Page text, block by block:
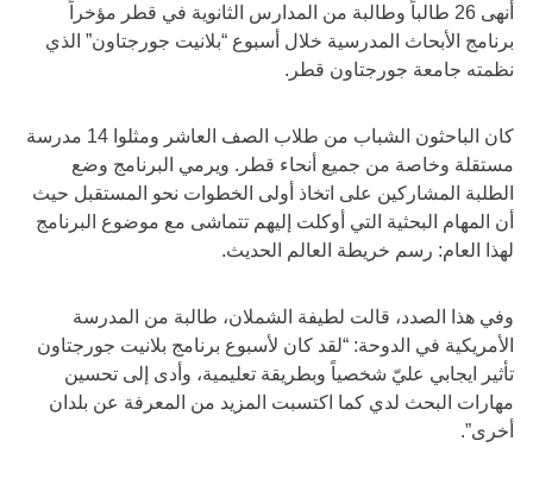
أنهى 26 طالباً وطالبة من المدارس الثانوية في قطر مؤخراً
برنامج الأبحاث المدرسية خلال أسبوع “بلانيت جورجتاون” الذي
نظمته جامعة جورجتاون قطر.
كان الباحثون الشباب من طلاب الصف العاشر ومثلوا 14 مدرسة
مستقلة وخاصة من جميع أنحاء قطر. ويرمي البرنامج وضع
الطلبة المشاركين على اتخاذ أولى الخطوات نحو المستقبل حيث
أن المهام البحثية التي أوكلت إليهم تتماشى مع موضوع البرنامج
لهذا العام: رسم خريطة العالم الحديث.
وفي هذا الصدد، قالت لطيفة الشملان، طالبة من المدرسة
الأمريكية في الدوحة: “لقد كان لأسبوع برنامج بلانيت جورجتاون
تأثير ايجابي عليّ شخصياً وبطريقة تعليمية، وأدى إلى تحسين
مهارات البحث لدي كما اكتسبت المزيد من المعرفة عن بلدان
أخرى”.